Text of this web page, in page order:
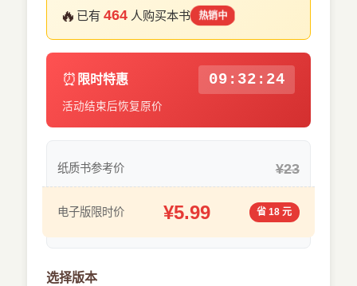
🔥 已有464 人购买本书 热销中
⏰ 限时特惠 09:32:23
活动结束后恢复原价
纸质书参考价 ¥23
电子版限时价 ¥5.99 省 18 元
选择版本